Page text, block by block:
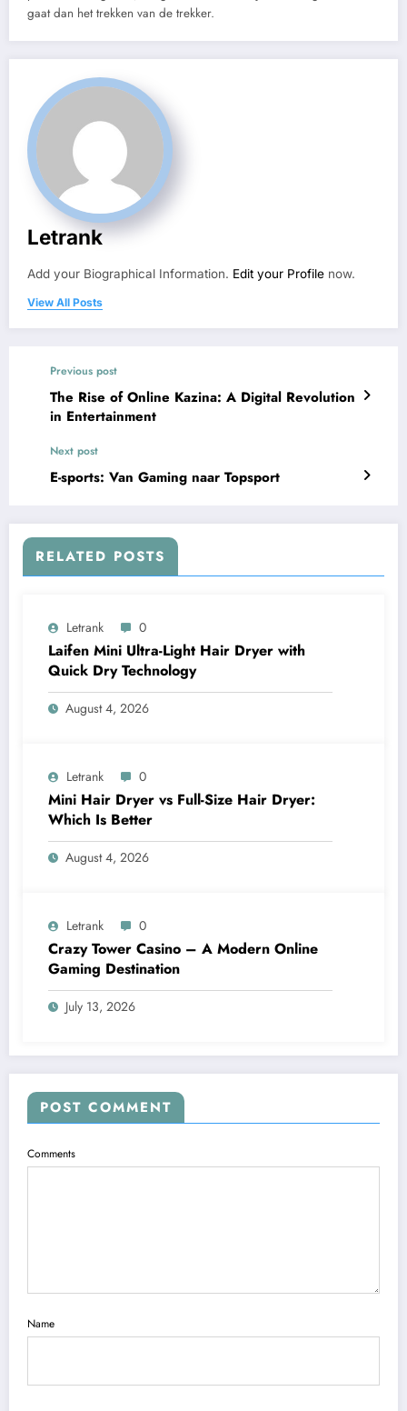
gaat dan het trekken van de trekker.
Letrank
Add your Biographical Information. Edit your Profile now.
View All Posts
Previous post
The Rise of Online Kazina: A Digital Revolution
in Entertainment
Next post
E-sports: Van Gaming naar Topsport
RELATED POSTS
Letrank 0
Laifen Mini Ultra-Light Hair Dryer with
Quick Dry Technology
August 4, 2026
Letrank 0
Mini Hair Dryer vs Full-Size Hair Dryer:
Which Is Better
August 4, 2026
Letrank 0
Crazy Tower Casino – A Modern Online
Gaming Destination
July 13, 2026
POST COMMENT
Comments
Name